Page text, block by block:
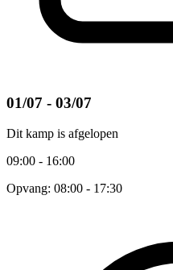
01/07 - 03/07
Dit kamp is afgelopen
09:00 - 16:00
Opvang: 08:00 - 17:30